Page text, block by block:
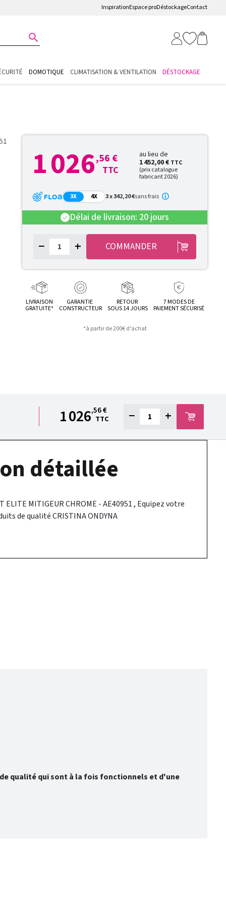
InspirationEspace proDéstockageContact

DOMOTIQUE CLIMATISATION & VENTILATION DÉSTOCKAGE
1 026,56 €
TTC
au lieu de
1 452,00 € TTC
(prix catalogue
fabricant 2026)
3X 4X 3 x 342,20 €sans frais
check Délai de livraison: 20 jours
− + COMMANDER
LIVRAISON
GRATUITE*
GARANTIE
CONSTRUCTEUR
RETOUR
SOUS 14 JOURS
7 MODES DE
PAIEMENT SÉCURISÉ
*à partir de 200€ d’achat
1 026,56 €
TTC
− +
détaillée
ELITE MITIGEUR CHROME - AE40951 , Equipez votre
de qualité CRISTINA ONDYNA
qualité qui sont à la fois fonctionnels et d'une